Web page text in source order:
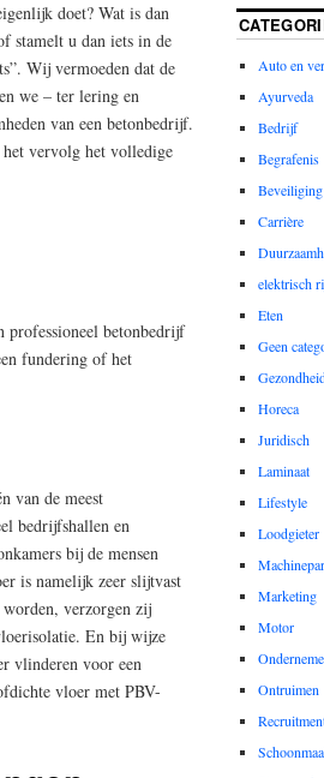
doet? Wat is dan
stamelt u dan iets in de
Wij vermoeden dat de
we – ter lering en
van een betonbedrijf.
vervolg het volledige
professioneel betonbedrijf
fundering of het
van de meest
bedrijfshallen en
bij de mensen
is namelijk zeer slijtvast
verzorgen zij
En bij wijze
vlinderen voor een
vloer met PBV-
Auto en
Ayurveda
Bedrijf
Begrafenis
Beveiliging
Carrière
elektrisch
Eten
Geen
Horeca
Juridisch
Laminaat
Lifestyle
Loodgieter
Marketing
Motor
Ontruimen